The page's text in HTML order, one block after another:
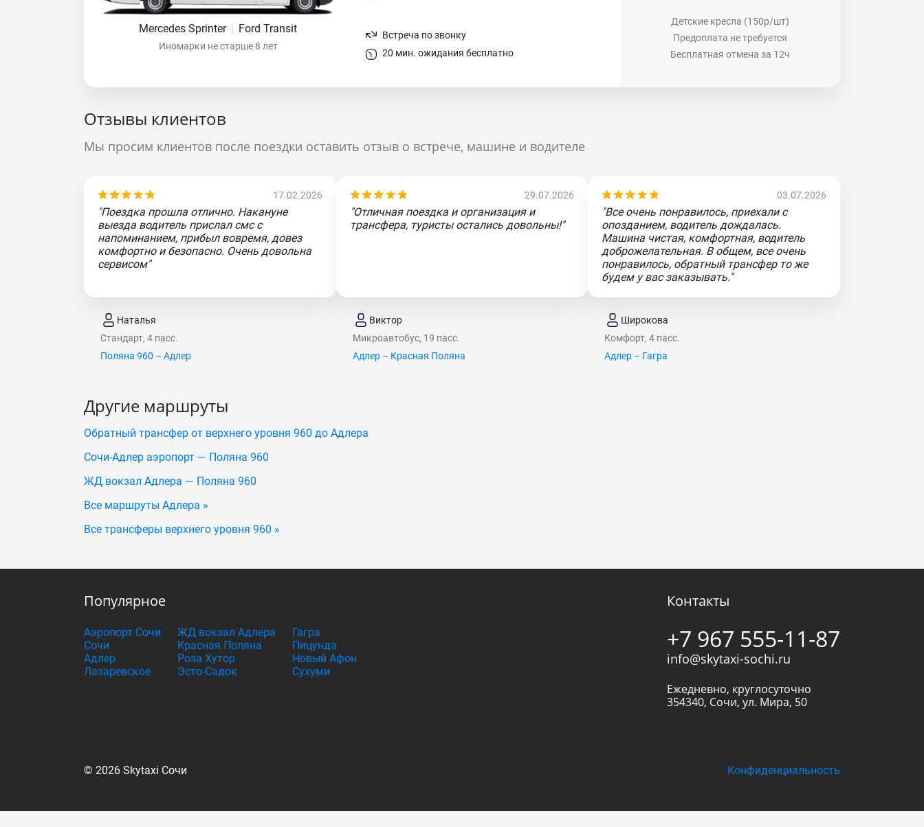
Mercedes Sprinter | Ford Transit
Иномарки не старше 8 лет
Встреча по звонку
20 мин. ожидания бесплатно
Детские кресла (150р/шт)
Предоплата не требуется
Бесплатная отмена за 12ч
Отзывы клиентов
Мы просим клиентов после поездки оставить отзыв о встрече, машине и водителе
17.02.2026
"Поездка прошла отлично. Накануне
выезда водитель прислал смс с
напоминанием, прибыл вовремя, довез
комфортно и безопасно. Очень довольна
сервисом"
Наталья
Стандарт, 4 пасс.
Поляна 960 – Адлер
29.07.2026
"Отличная поездка и организация и
трансфера, туристы остались довольны!"
Виктор
Микроавтобус, 19 пасс.
Адлер – Красная Поляна
03.07.2026
"Все очень понравилось, приехали с
опозданием, водитель дождалась.
Машина чистая, комфортная, водитель
доброжелательная. В общем, все очень
понравилось, обратный трансфер то же
будем у вас заказывать."
Широкова
Комфорт, 4 пасс.
Адлер – Гагра
Другие маршруты
Обратный трансфер от верхнего уровня 960 до Адлера
Сочи-Адлер аэропорт — Поляна 960
ЖД вокзал Адлера — Поляна 960
Все маршруты Адлера »
Все трансферы верхнего уровня 960 »
Популярное
Аэропорт Сочи
Сочи
Адлер
Лазаревское
ЖД вокзал Адлера
Красная Поляна
Роза Хутор
Эсто-Садок
Гагра
Пицунда
Новый Афон
Сухуми
Контакты
+7 967 555-11-87
info@skytaxi-sochi.ru
Ежедневно, круглосуточно
354340, Сочи, ул. Мира, 50
© 2026 Skytaxi Сочи Конфиденциальность